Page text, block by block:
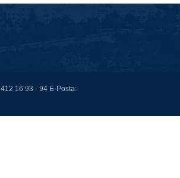
16 93 - 94 E-Posta: